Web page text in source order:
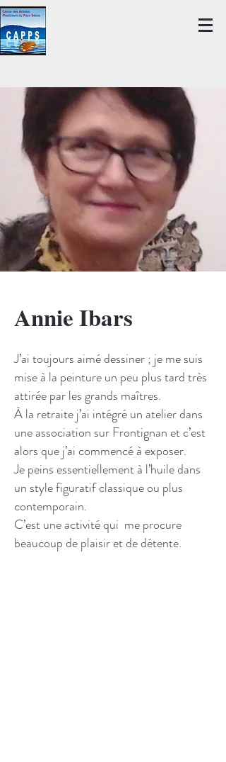
Annie Ibars
J’ai toujours aimé dessiner ; je me suis
mise à la peinture un peu plus tard très
attirée par les grands maîtres.
À la retraite j’ai intégré un atelier dans
une association sur Frontignan et c’est
alors que j’ai commencé à exposer.
Je peins essentiellement à l’huile dans
un style figuratif classique ou plus
contemporain.
C’est une activité qui me procure
beaucoup de plaisir et de détente.